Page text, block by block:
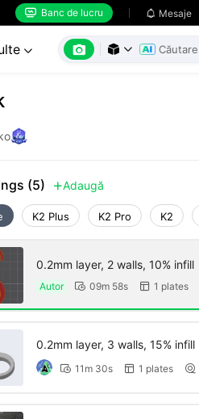
 Banc de lucru  Mesaje
   
(5) Adaugă
K2 Plus K2 Pro K2
0.2mm layer, 2 walls, 10% infill
Autor  09m 58s  1 plates
0.2mm layer, 3 walls, 15% infill
 11m 30s  1 plates 